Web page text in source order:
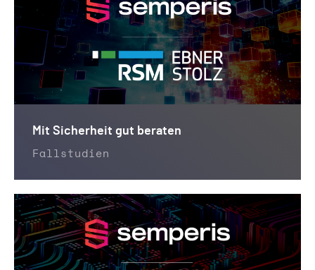
Mit Sicherheit gut beraten
Fallstudien